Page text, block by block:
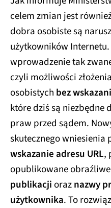
celem zmian jest
dobra osobiste są
użytkowników
wprowadzenie tak
czyli możliwości
osobistych bez
które dziś są niezbędne
praw przed sądem.
skutecznego wniesienia
wskazanie adresu URL,
opublikowane
publikacjioraznazwy
użytkownika. To